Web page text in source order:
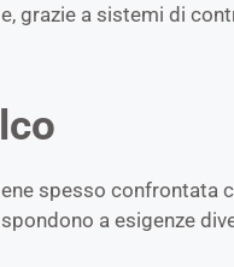
grazie a sistemi di
spesso confrontata
a esigenze